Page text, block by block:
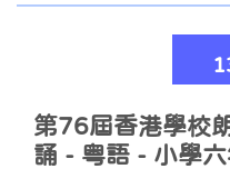
第76屆香港學校
誦 - 粤語 - 小學